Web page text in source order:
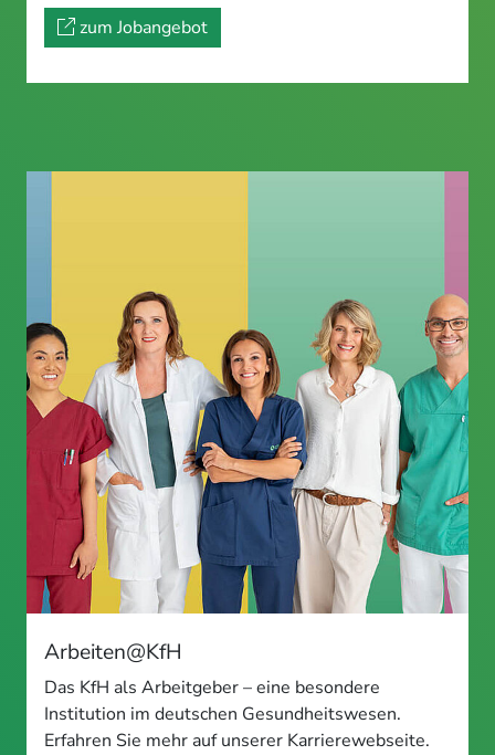
zum Jobangebot
Arbeiten@KfH
Das KfH als Arbeitgeber – eine besondere
Institution im deutschen Gesundheitswesen.
Erfahren Sie mehr auf unserer Karrierewebseite.